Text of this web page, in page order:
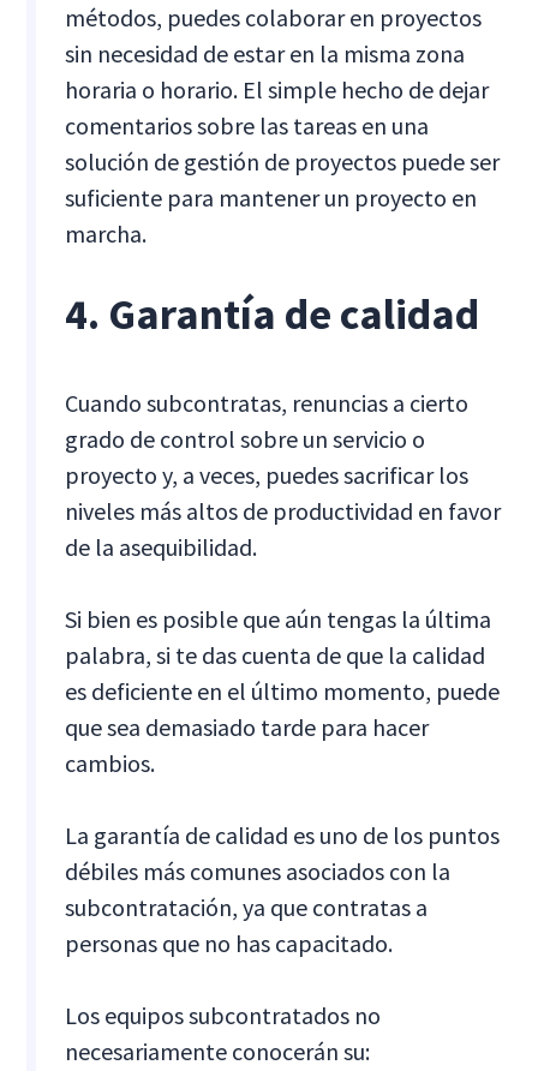
métodos, puedes colaborar en proyectos
sin necesidad de estar en la misma zona
horaria o horario. El simple hecho de dejar
comentarios sobre las tareas en una
solución de gestión de proyectos puede ser
suficiente para mantener un proyecto en
marcha.
4. Garantía de calidad
Cuando subcontratas, renuncias a cierto
grado de control sobre un servicio o
proyecto y, a veces, puedes sacrificar los
niveles más altos de productividad en favor
de la asequibilidad.
Si bien es posible que aún tengas la última
palabra, si te das cuenta de que la calidad
es deficiente en el último momento, puede
que sea demasiado tarde para hacer
cambios.
La garantía de calidad es uno de los puntos
débiles más comunes asociados con la
subcontratación, ya que contratas a
personas que no has capacitado.
Los equipos subcontratados no
necesariamente conocerán su: